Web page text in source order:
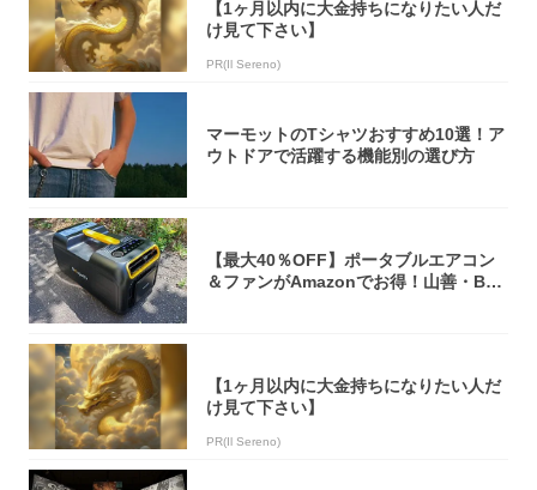
【1ヶ月以内に大金持ちになりたい人だ
け見て下さい】
PR(Il Sereno)
マーモットのTシャツおすすめ10選！ア
ウトドアで活躍する機能別の選び方
【最大40％OFF】ポータブルエアコン
＆ファンがAmazonでお得！山善・Bo
【1ヶ月以内に大金持ちになりたい人だ
け見て下さい】
PR(Il Sereno)